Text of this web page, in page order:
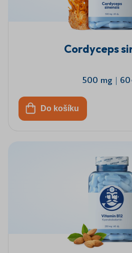
Cordyceps
500 mg | 60
Do košíku